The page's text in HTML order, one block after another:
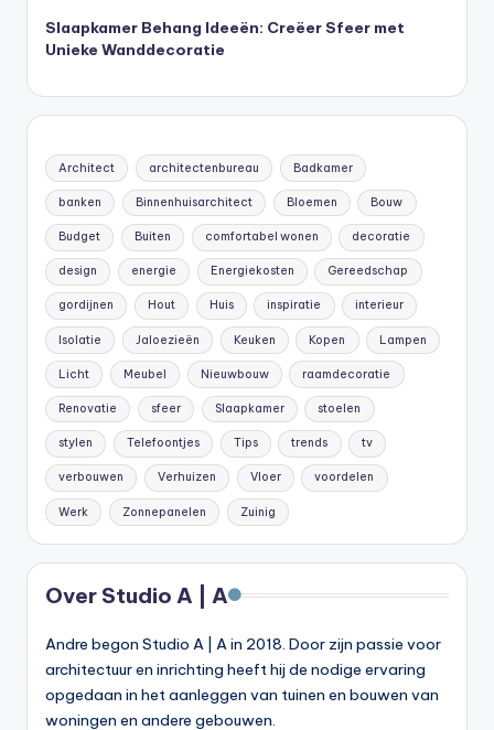
Slaapkamer Behang Ideeën: Creëer Sfeer met
Unieke Wanddecoratie
Architect architectenbureau Badkamer
banken Binnenhuisarchitect Bloemen Bouw
Budget Buiten comfortabel wonen decoratie
design energie Energiekosten Gereedschap
gordijnen Hout Huis inspiratie interieur
Isolatie Jaloezieën Keuken Kopen Lampen
Licht Meubel Nieuwbouw raamdecoratie
Renovatie sfeer Slaapkamer stoelen
stylen Telefoontjes Tips trends tv
verbouwen Verhuizen Vloer voordelen
Werk Zonnepanelen Zuinig
Over Studio A | A
Andre begon Studio A | A in 2018. Door zijn passie voor
architectuur en inrichting heeft hij de nodige ervaring
opgedaan in het aanleggen van tuinen en bouwen van
woningen en andere gebouwen.